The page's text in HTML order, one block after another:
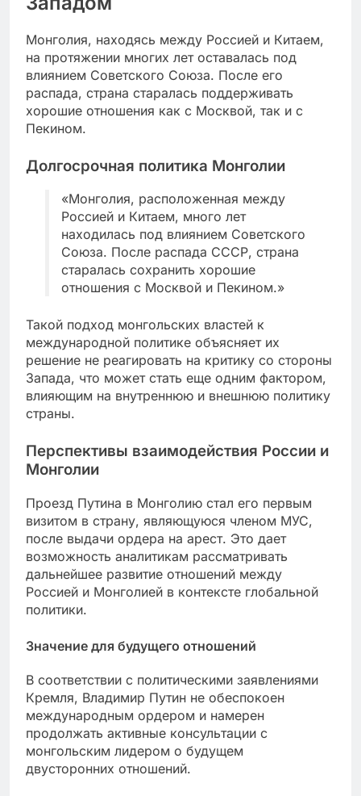
Монголия, находясь между Россией и Китаем,
на протяжении многих лет оставалась под
влиянием Советского Союза. После его
распада, страна старалась поддерживать
хорошие отношения как с Москвой, так и с
Пекином.
Долгосрочная политика Монголии
«Монголия, расположенная между
Россией и Китаем, много лет
находилась под влиянием Советского
Союза. После распада СССР, страна
старалась сохранить хорошие
отношения с Москвой и Пекином.»
Такой подход монгольских властей к
международной политике объясняет их
решение не реагировать на критику со стороны
Запада, что может стать еще одним фактором,
влияющим на внутреннюю и внешнюю политику
страны.
Перспективы взаимодействия России и
Монголии
Проезд Путина в Монголию стал его первым
визитом в страну, являющуюся членом МУС,
после выдачи ордера на арест. Это дает
возможность аналитикам рассматривать
дальнейшее развитие отношений между
Россией и Монголией в контексте глобальной
политики.
Значение для будущего отношений
В соответствии с политическими заявлениями
Кремля, Владимир Путин не обеспокоен
международным ордером и намерен
продолжать активные консультации с
монгольским лидером о будущем
двусторонних отношений.